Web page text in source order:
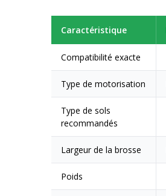
Caractéristique
Compatibilité exacte
Type de motorisation
Type de sols
recommandés
Largeur de la brosse
Poids